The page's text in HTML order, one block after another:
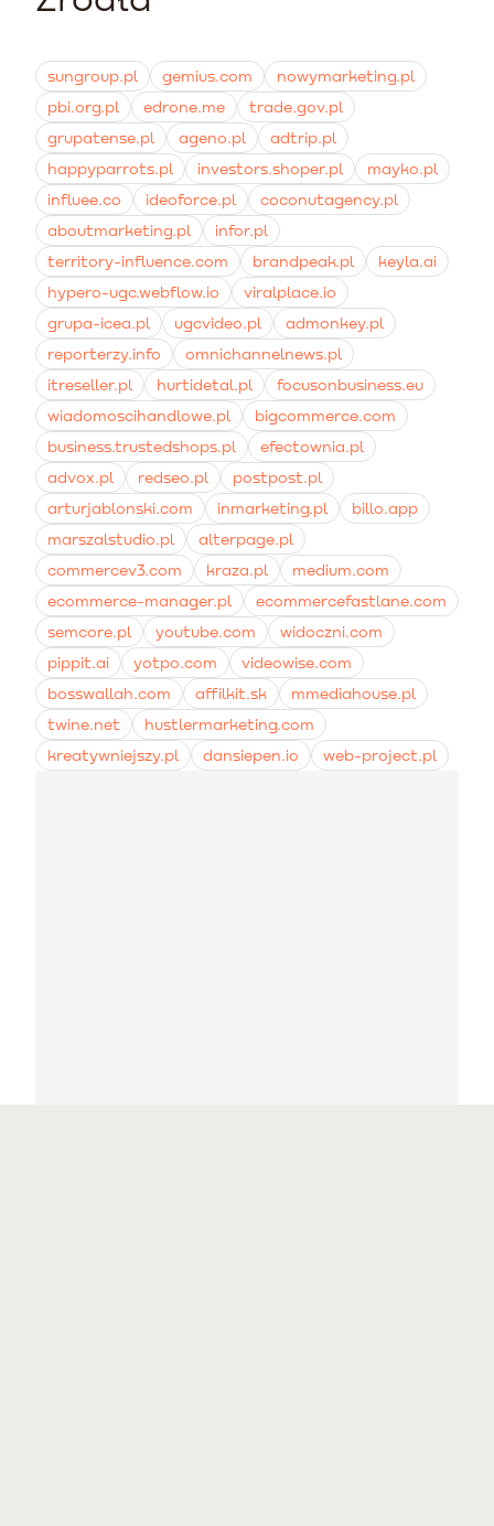
nowoczesnymi smartfonami. Ważne jest jednak
Najwyższe zwroty przynosi wykorzystanie filmów w
bezpośrednio na kartach produktowych w sklepie
internetowym, co podnosi zaufanie do marki.
sungroup.pl gemius.com
nowymarketing.pl
pbi.org.pl
edrone.me
trade.gov.pl
grupatense.pl
ageno.pl
adtrip.pl
happyparrots.pl
investors.shoper.pl
mayko.pl
influee.co
ideoforce.pl
coconutagency.pl
aboutmarketing.pl
infor.pl
territory-influence.com
brandpeak.pl
keyla.ai
hypero-ugc.webflow.io
viralplace.io
grupa-icea.pl
ugcvideo.pl
admonkey.pl
reporterzy.info
omnichannelnews.pl
itreseller.pl
hurtidetal.pl
focusonbusiness.eu
wiadomoscihandlowe.pl
bigcommerce.com
business.trustedshops.pl
efectownia.pl
advox.pl
redseo.pl
postpost.pl
arturjablonski.com
inmarketing.pl
billo.app
marszalstudio.pl
alterpage.pl
commercev3.com
kraza.pl
medium.com
ecommerce-manager.pl
ecommercefastlane.com
semcore.pl
youtube.com
widoczni.com
pippit.ai
yotpo.com
videowise.com
bosswallah.com
affilkit.sk
mmediahouse.pl
twine.net
hustlermarketing.com
kreatywniejszy.pl
dansiepen.io web-project.pl